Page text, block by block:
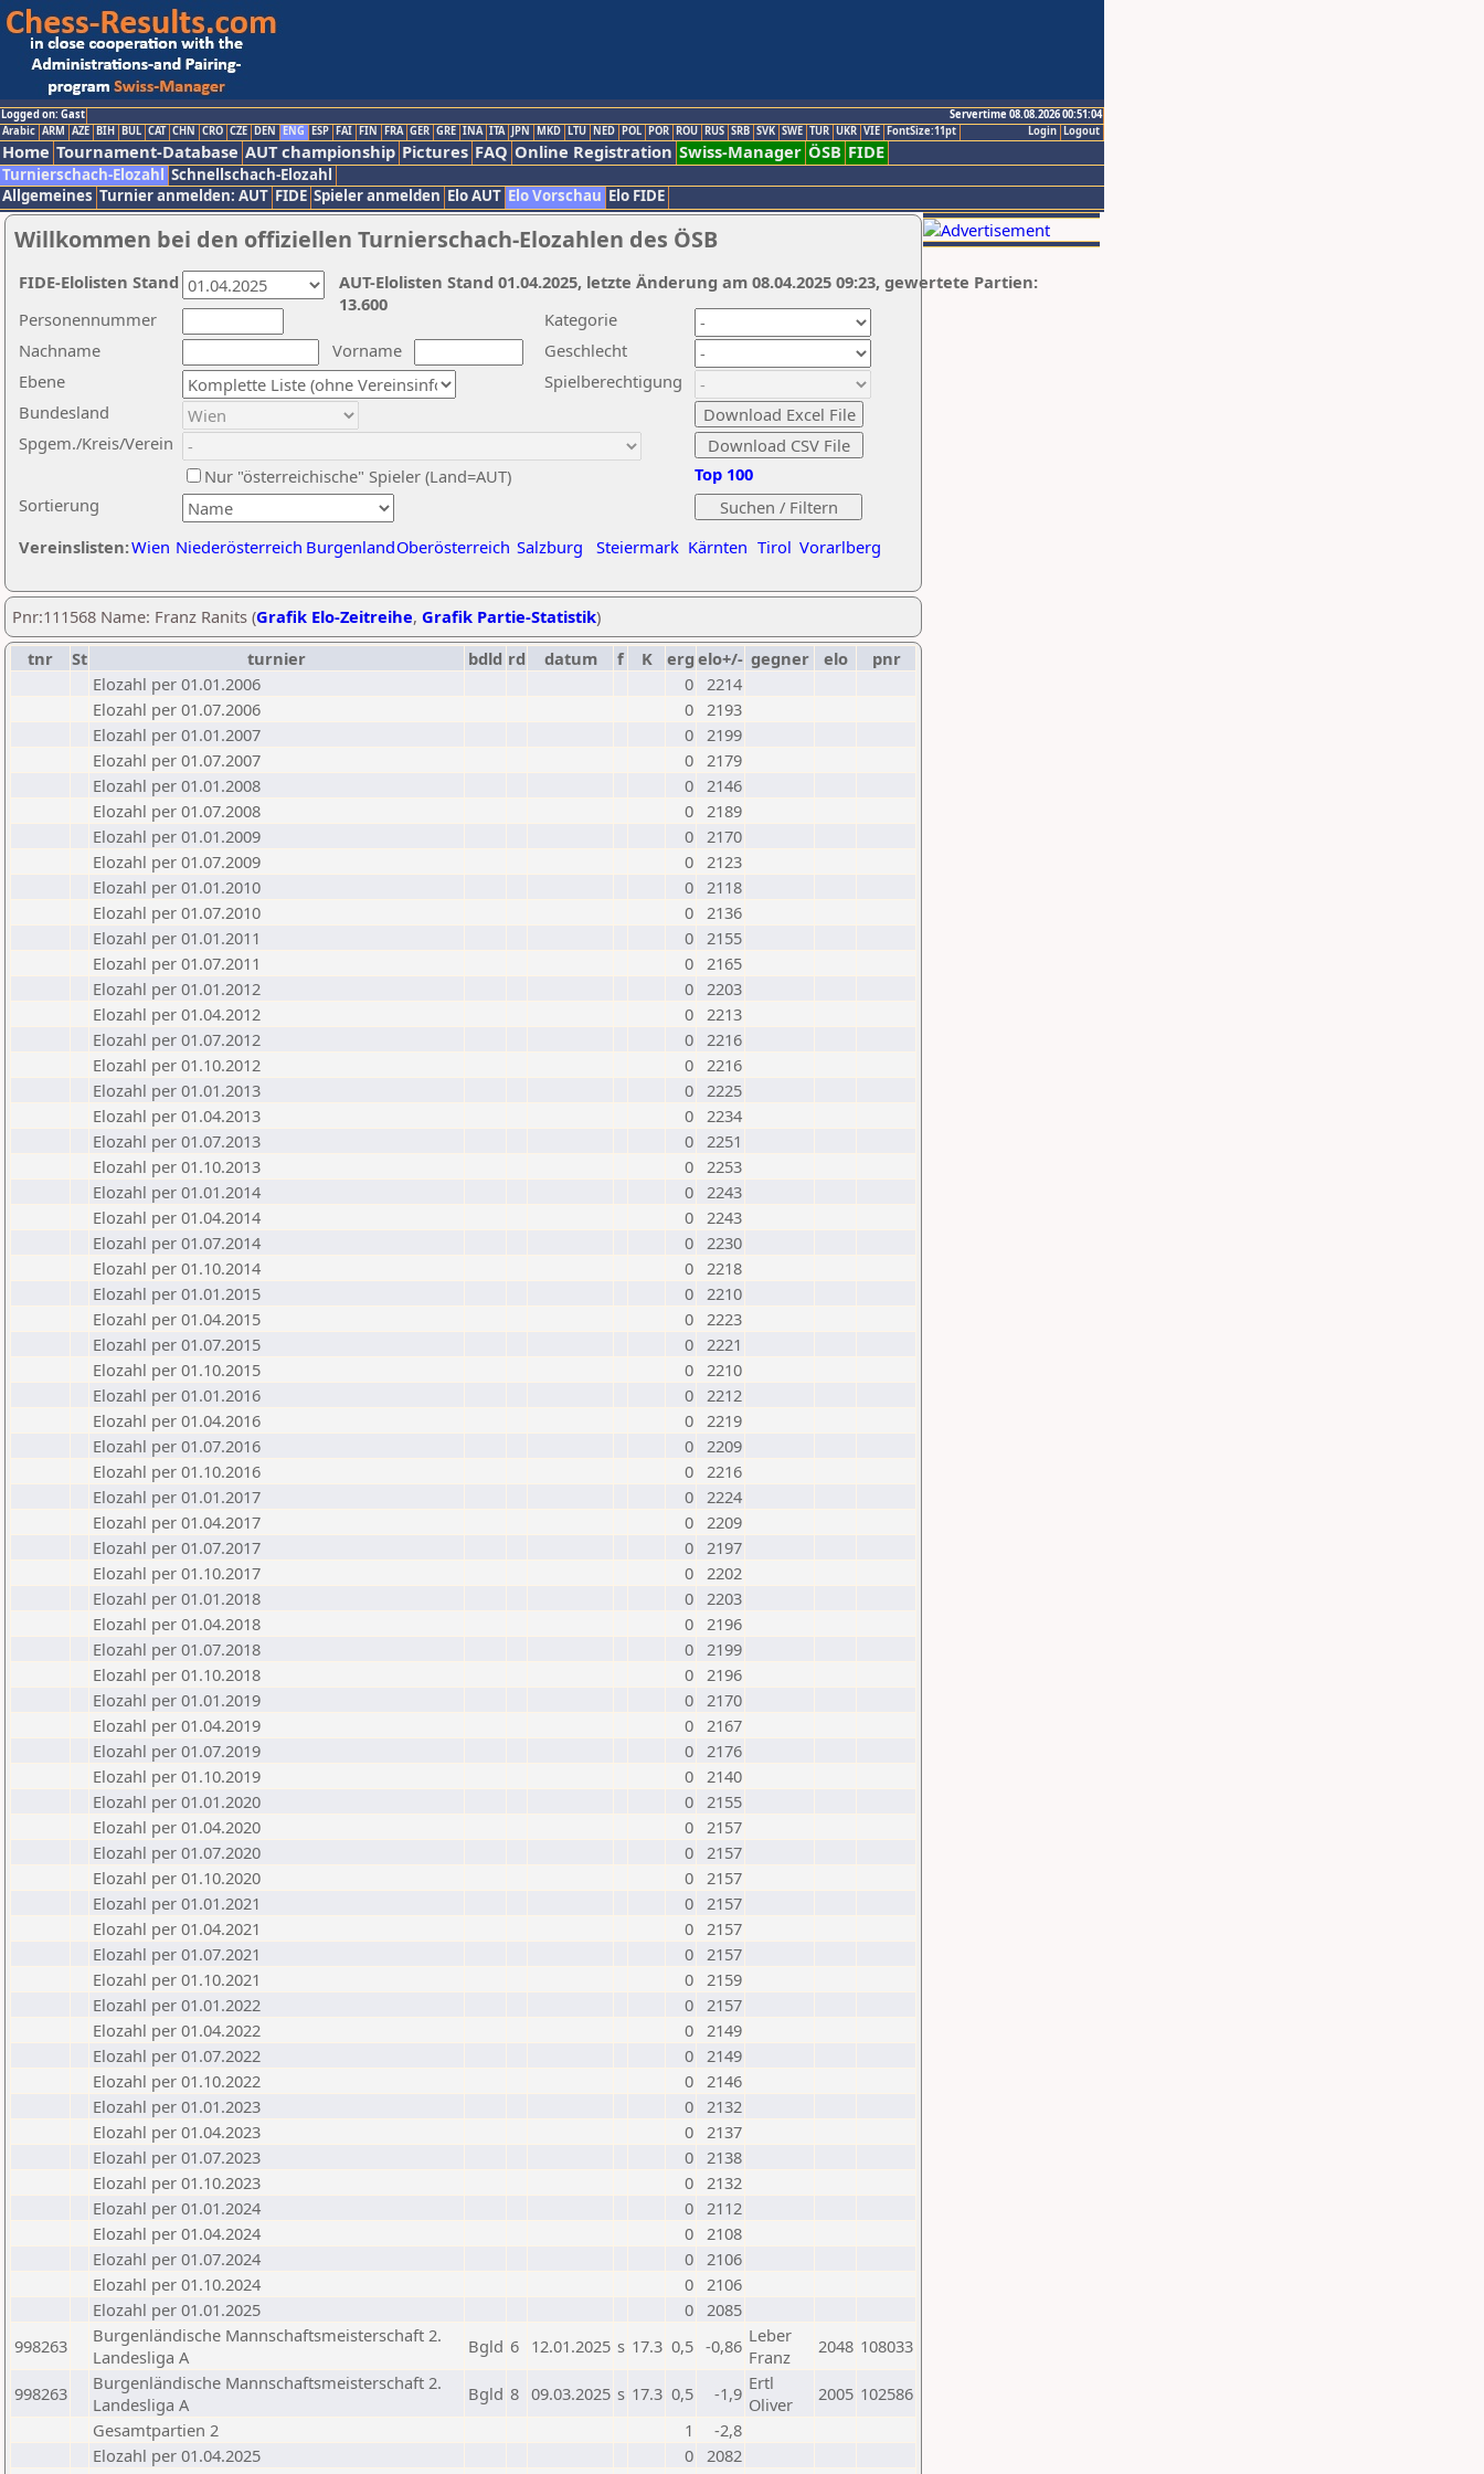
Logged on: Gast
Servertime 08.08.2026 00:51:04
Logout
Login
Arabic ARM AZE BIH BUL CAT CHN CRO CZE DEN ENG ESP FAI FIN FRA GER GRE INA ITA JPN MKD LTU NED POL POR ROU RUS SRB SVK SWE TUR UKR VIE FontSize:11pt
Home Tournament-Database AUT championship Pictures FAQ Online Registration Swiss-Manager ÖSB FIDE
Turnierschach-Elozahl Schnellschach-Elozahl
Allgemeines Turnier anmelden: AUT FIDE Spieler anmelden Elo AUT Elo Vorschau Elo FIDE
Willkommen bei den offiziellen Turnierschach-Elozahlen des ÖSB
Nachname
Vorname
Ebene
Kategorie
Sortierung
Personennummer
Bundesland
Spgem./Kreis/Verein
Geschlecht
Nur "österreichische" Spieler (Land=AUT)
Spielberechtigung
Vereinslisten:Wien Niederösterreich BurgenlandOberösterreich Salzburg Steiermark Kärnten Tirol Vorarlberg
Top 100
AUT-Elolisten Stand 01.04.2025, letzte Änderung am 08.04.2025 09:23, gewertete Partien:
13.600
FIDE-Elolisten Stand
Pnr:111568 Name: Franz Ranits (Grafik Elo-Zeitreihe, Grafik Partie-Statistik)
tnr
St turnier bdld rd datum f K erg elo+/- gegner elo
pnr
Elozahl per 01.01.2006
0 2214
Elozahl per 01.07.2006
0 2193
Elozahl per 01.01.2007
0 2199
Elozahl per 01.07.2007
0 2179
Elozahl per 01.01.2008
0 2146
Elozahl per 01.07.2008
0 2189
Elozahl per 01.01.2009
0 2170
Elozahl per 01.07.2009
0 2123
Elozahl per 01.01.2010
0 2118
Elozahl per 01.07.2010
0 2136
Elozahl per 01.01.2011
0 2155
Elozahl per 01.07.2011
0 2165
Elozahl per 01.01.2012
0 2203
Elozahl per 01.04.2012
0 2213
Elozahl per 01.07.2012
0 2216
Elozahl per 01.10.2012
0 2216
Elozahl per 01.01.2013
0 2225
Elozahl per 01.04.2013
0 2234
Elozahl per 01.07.2013
0 2251
Elozahl per 01.10.2013
0 2253
Elozahl per 01.01.2014
0 2243
Elozahl per 01.04.2014
0 2243
Elozahl per 01.07.2014
0 2230
Elozahl per 01.10.2014
0 2218
Elozahl per 01.01.2015
0 2210
Elozahl per 01.04.2015
0 2223
Elozahl per 01.07.2015
0 2221
Elozahl per 01.10.2015
0 2210
Elozahl per 01.01.2016
0 2212
Elozahl per 01.04.2016
0 2219
Elozahl per 01.07.2016
0 2209
Elozahl per 01.10.2016
0 2216
Elozahl per 01.01.2017
0 2224
Elozahl per 01.04.2017
0 2209
Elozahl per 01.07.2017
0 2197
Elozahl per 01.10.2017
0 2202
Elozahl per 01.01.2018
0 2203
Elozahl per 01.04.2018
0 2196
Elozahl per 01.07.2018
0 2199
Elozahl per 01.10.2018
0 2196
Elozahl per 01.01.2019
0 2170
Elozahl per 01.04.2019
0 2167
Elozahl per 01.07.2019
0 2176
Elozahl per 01.10.2019
0 2140
Elozahl per 01.01.2020
0 2155
Elozahl per 01.04.2020
0 2157
Elozahl per 01.07.2020
0 2157
Elozahl per 01.10.2020
0 2157
Elozahl per 01.01.2021
0 2157
Elozahl per 01.04.2021
0 2157
Elozahl per 01.07.2021
0 2157
Elozahl per 01.10.2021
0 2159
Elozahl per 01.01.2022
0 2157
Elozahl per 01.04.2022
0 2149
Elozahl per 01.07.2022
0 2149
Elozahl per 01.10.2022
0 2146
Elozahl per 01.01.2023
0 2132
Elozahl per 01.04.2023
0 2137
Elozahl per 01.07.2023
0 2138
Elozahl per 01.10.2023
0 2132
Elozahl per 01.01.2024
0 2112
Elozahl per 01.04.2024
0 2108
Elozahl per 01.07.2024
0 2106
Elozahl per 01.10.2024
0 2106
Elozahl per 01.01.2025
0 2085
998263
Burgenländische Mannschaftsmeisterschaft 2.
Landesliga A
Bgld 6 12.01.2025 s 17.3 0,5 -0,86 Leber
Franz
2048 108033
998263
Burgenländische Mannschaftsmeisterschaft 2.
Landesliga A
Bgld 8 09.03.2025 s 17.3 0,5 -1,9 Ertl
Oliver
2005 102586
Gesamtpartien 2
1
-2,8
Elozahl per 01.04.2025
0 2082